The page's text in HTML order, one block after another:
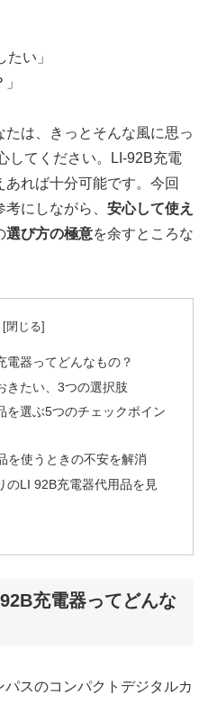
い」
は、きっとそんな風に思っ
してください。LI-92B充電
れば十分可能です。今回
にしながら、 安心して使え
選び方の極意を余すところな
電器ってどんなもの？
きたい、3つの選択肢
を選ぶ5つのチェックポイン
を使うときの不安を解消
のLI 92B充電器代用品を見
充電器ってどんな
スのコンパクトデジタルカ